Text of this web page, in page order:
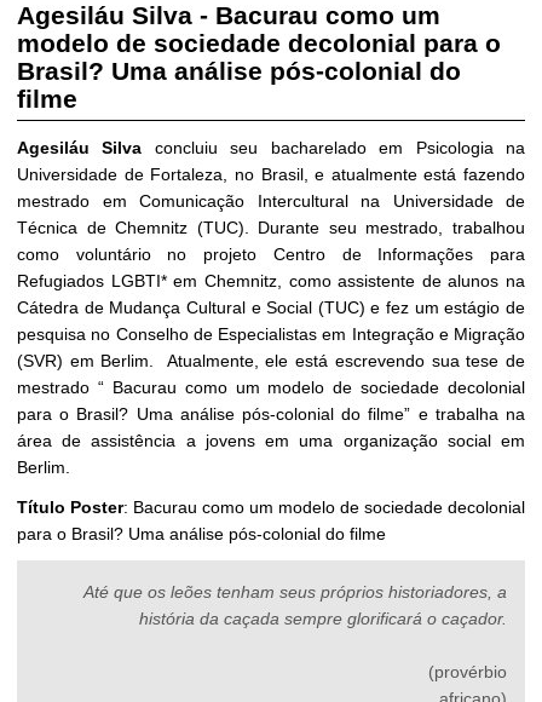
Agesiláu Silva - Bacurau como um
modelo de sociedade decolonial para o
Brasil? Uma análise pós-colonial do
filme
Agesiláu Silva concluiu seu bacharelado em Psicologia na
Universidade de Fortaleza, no Brasil, e atualmente está fazendo
mestrado em Comunicação Intercultural na Universidade de
Técnica de Chemnitz (TUC). Durante seu mestrado, trabalhou
como voluntário no projeto Centro de Informações para
Refugiados LGBTI* em Chemnitz, como assistente de alunos na
Cátedra de Mudança Cultural e Social (TUC) e fez um estágio de
pesquisa no Conselho de Especialistas em Integração e Migração
(SVR) em Berlim. Atualmente, ele está escrevendo sua tese de
mestrado “ Bacurau como um modelo de sociedade decolonial
para o Brasil? Uma análise pós-colonial do filme” e trabalha na
área de assistência a jovens em uma organização social em
Berlim.
Título Poster: Bacurau como um modelo de sociedade decolonial
para o Brasil? Uma análise pós-colonial do filme
Até que os leões tenham seus próprios historiadores, a
história da caçada sempre glorificará o caçador.
(provérbio